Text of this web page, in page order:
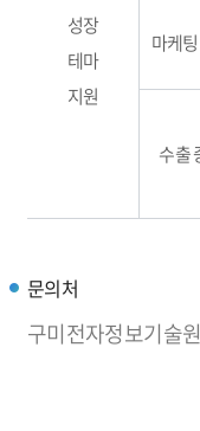
성장
테마
지원
마케
수출
문의처
구미전자정보기술